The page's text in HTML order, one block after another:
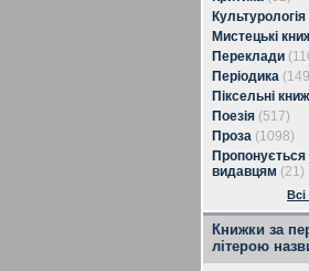
Культурологія
Мистецькі
Переклади
Періодика
Піксельні
Поезія (517)
Проза (1098)
Пропонується
видавцям (21)
Книжки за
літерою